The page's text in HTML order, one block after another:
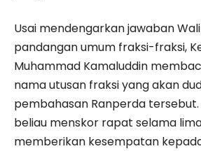
Usai mendengarkan jawaban
pandangan umum fraksi-fraksi,
Muhammad Kamaluddin
nama utusan fraksi yang akan
pembahasan Ranperda tersebut.
beliau menskor rapat selama
memberikan kesempatan